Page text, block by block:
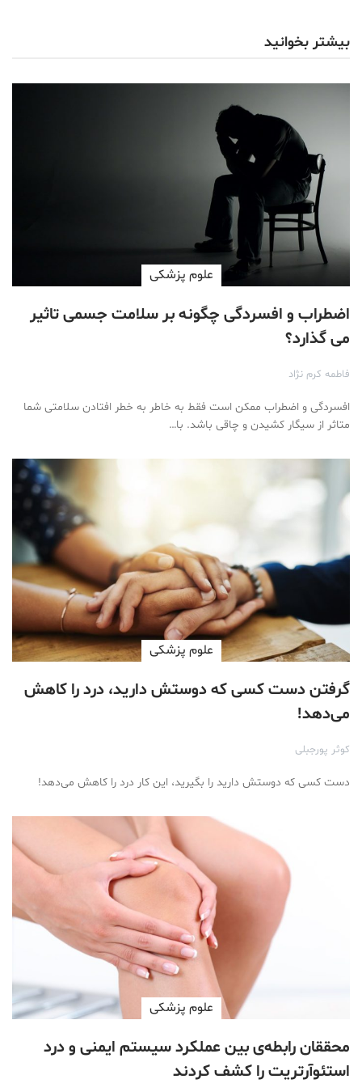
بیشتر بخوانید
علوم پزشكی
اضطراب و افسردگی چگونه بر سلامت جسمی تاثیر
می گذارد؟
فاطمه کرم نژاد
افسردگی و اضطراب ممکن است فقط به خاطر به خطر افتادن سلامتی شما
متاثر از سیگار کشیدن و چاقی باشد. با…
علوم پزشكی
گرفتن دست کسی که دوستش دارید، درد را کاهش
می‌دهد!
کوثر پورجبلی
دست کسی که دوستش دارید را بگیرید، این کار درد را کاهش می‌دهد!
علوم پزشكی
محققان رابطه‌ی بین عملکرد سیستم ایمنی و درد
استئوآرتریت را کشف کردند